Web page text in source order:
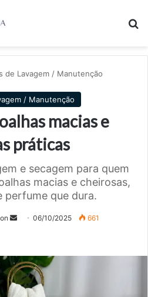
de Lavagem / Manutenção
/ Manutenção
macias e
práticas
e secagem para quem
macias e cheirosas,
perfume que dura.
Mande
mail
06/10/2025 661